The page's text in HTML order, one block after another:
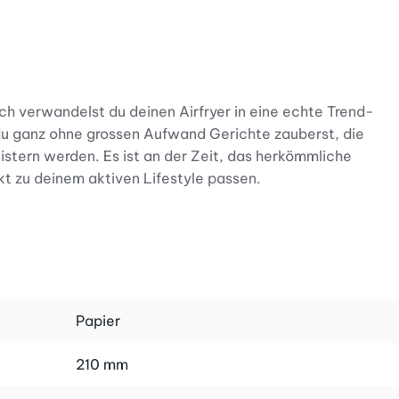
verwandelst du deinen Airfryer in eine echte Trend-
ganz ohne grossen Aufwand Gerichte zauberst, die
werden. Es ist an der Zeit, das herkömmliche
zu deinem aktiven Lifestyle passen.
für zwischendurch – jedes Rezept setzt auf wenige,
den vollen Crunch und tust deinem Körper
Buch holt dich genau dort ab, wo du gerade bist. Die
Papier
210 mm